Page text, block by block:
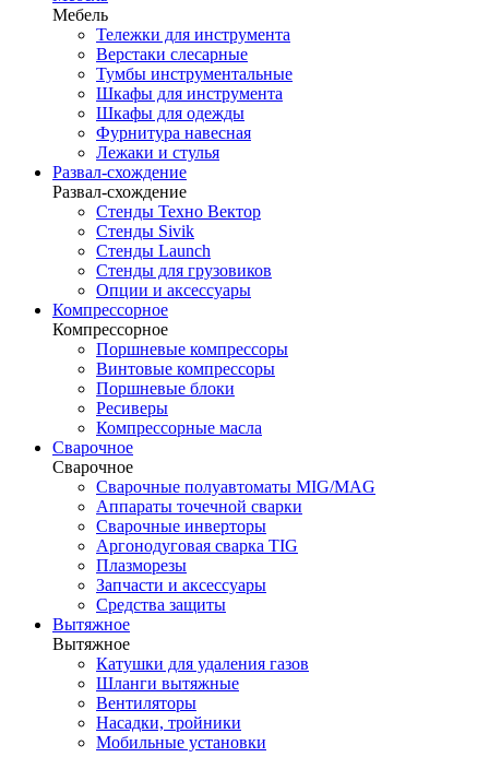
Мебель
Тележки для инструмента
Верстаки слесарные
Тумбы инструментальные
Шкафы для инструмента
Шкафы для одежды
Фурнитура навесная
Лежаки и стулья
Развал-схождение
Развал-схождение
Стенды Техно Вектор
Стенды Sivik
Стенды Launch
Стенды для грузовиков
Опции и аксессуары
Компрессорное
Компрессорное
Поршневые компрессоры
Винтовые компрессоры
Поршневые блоки
Ресиверы
Компрессорные масла
Сварочное
Сварочное
Сварочные полуавтоматы MIG/MAG
Аппараты точечной сварки
Сварочные инверторы
Аргонодуговая сварка TIG
Плазморезы
Запчасти и аксессуары
Средства защиты
Вытяжное
Вытяжное
Катушки для удаления газов
Шланги вытяжные
Вентиляторы
Насадки, тройники
Мобильные установки